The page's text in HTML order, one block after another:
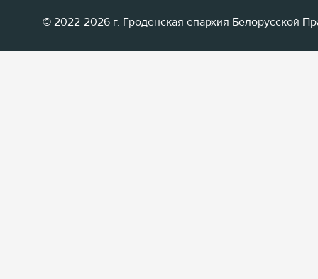
© 2022-2026 г. Гроденская епархия Белорусской